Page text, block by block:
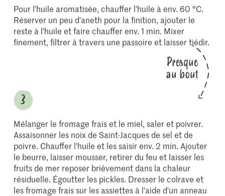
Pour l'huile aromatisée, chauffer l'huile à env. 60 °C.
Réserver un peu d'aneth pour la finition, ajouter le
reste à l'huile et faire chauffer env. 1 min. Mixer
finement, filtrer à travers une passoire et laisser tiédir.
Presque
au bout
Mélanger le fromage frais et le miel, saler et poivrer.
Assaisonner les noix de Saint-Jacques de sel et de
poivre. Chauffer l'huile et les saisir env. 2 min. Ajouter
le beurre, laisser mousser, retirer du feu et laisser les
fruits de mer reposer brièvement dans la chaleur
résiduelle. Égoutter les pickles. Dresser le colrave et
les fromage frais sur les assiettes à l'aide d'un anneau